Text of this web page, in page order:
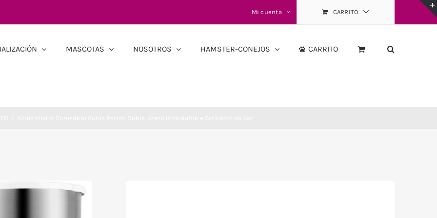
Mi cuenta CARRITO
MASCOTAS NOSOTROS HAMSTER-CONEJOS CARRITO